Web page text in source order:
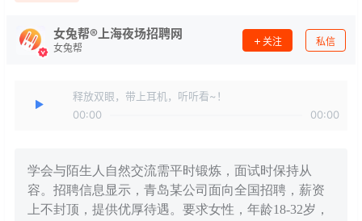
女兔帮®上海夜场招聘网
女兔帮
关注 私信
释放双眼，带上耳机，听听看~！
00:00
00:00
学会与陌生人自然交流需平时锻炼，面试时保持从
容。招聘信息显示，青岛某公司面向全国招聘，薪资
上不封顶，提供优厚待遇。要求女性，年龄18-32岁，